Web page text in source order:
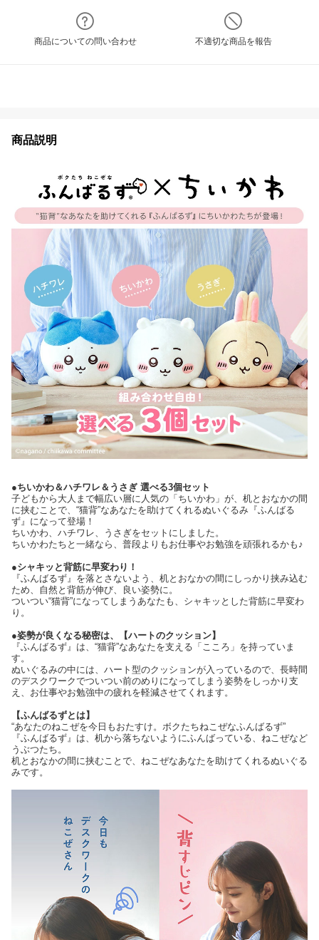
商品についての問い合わせ 不適切な商品を報告
商品説明
●ちいかわ＆ハチワレ＆うさぎ 選べる3個セット
子どもから大人まで幅広い層に人気の「ちいかわ」が、机とおなかの間
に挟むことで、“猫背”なあなたを助けてくれるぬいぐるみ『ふんばる
ず』になって登場！
ちいかわ、ハチワレ、うさぎをセットにしました。
ちいかわたちと一緒なら、普段よりもお仕事やお勉強を頑張れるかも♪
●シャキッと背筋に早変わり！
『ふんばるず』を落とさないよう、机とおなかの間にしっかり挟み込む
ため、自然と背筋が伸び、良い姿勢に。
ついつい“猫背”になってしまうあなたも、シャキッとした背筋に早変わ
り。
●姿勢が良くなる秘密は、【ハートのクッション】
『ふんばるず』は、“猫背”なあなたを支える「こころ」を持っていま
す。
ぬいぐるみの中には、ハート型のクッションが入っているので、長時間
のデスクワークでついつい前のめりになってしまう姿勢をしっかり支
え、お仕事やお勉強中の疲れを軽減させてくれます。
【ふんばるずとは】
“あなたのねこぜを今日もおたすけ。ボクたちねこぜなふんばるず”
『ふんばるず』は、机から落ちないようにふんばっている、ねこぜなど
うぶつたち。
机とおなかの間に挟むことで、ねこぜなあなたを助けてくれるぬいぐる
みです。